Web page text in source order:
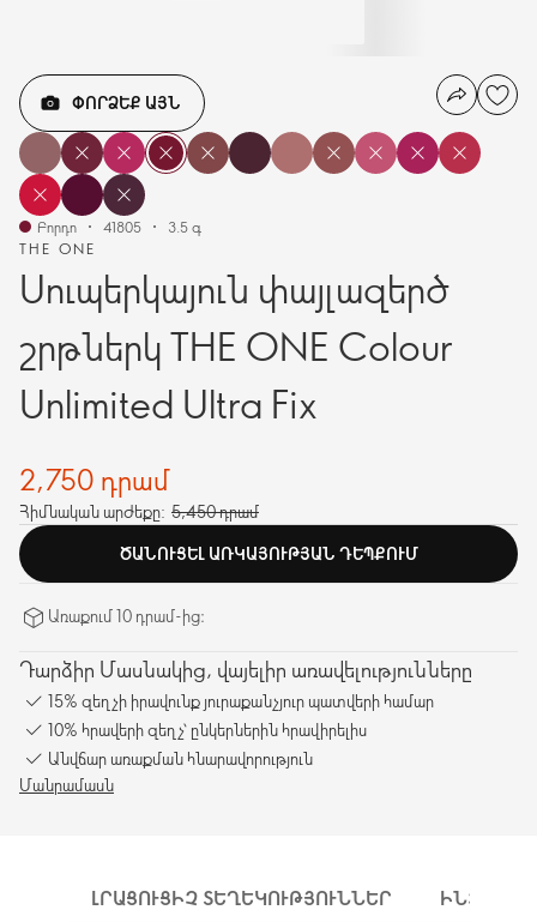
THE ONE
Սուպերկայուն փայլազերծ
շրթներկ THE ONE Colour
Unlimited Ultra Fix
ՓՈՐՁԵՔ ԱՅՆ
Բորդո 41805 3.5 գ
2,750 դրամ
Հիմնական արժեքը: 5,450 դրամ
ԾԱՆՈՒՑԵԼ ԱՌԿԱՅՈՒԹՅԱՆ ԴԵՊՔՈՒՄ
Առաքում 10 դրամ-ից։
Դարձիր Մասնակից, վայելիր առավելությունները
15% զեղչի իրավունք յուրաքանչյուր պատվերի համար
10% հրավերի զեղչ՝ ընկերներին հրավիրելիս
Անվճար առաքման հնարավորություն
Մանրամասն
ԼՐԱՑՈՒՑԻՉ ՏԵՂԵԿՈՒԹՅՈՒՆՆԵՐ ԻՆՉՊԵՍ